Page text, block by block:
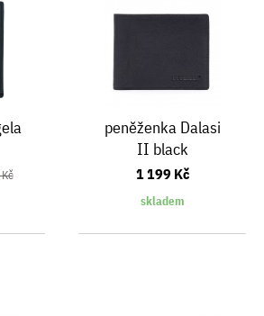
peněženka Dalasi
II black
1 199 Kč
skladem